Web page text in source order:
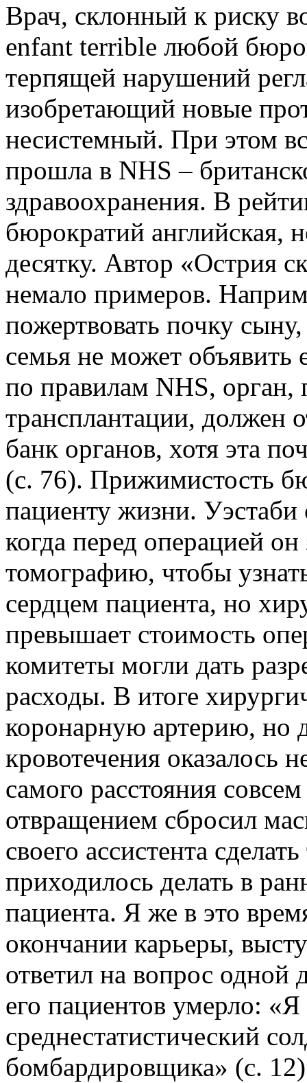
Врач, склонный к риску
enfant terrible любой
терпящей нарушений
изобретающий новые
несистемный. При этом
прошла в NHS –
здравоохранения. В
бюрократий английская,
десятку. Автор «Острия
немало примеров.
пожертвовать почку
семья не может объявить
по правилам NHS, орган,
трансплантации, должен
банк органов, хотя эта
(с. 76). Прижимистость
пациенту жизни. Уэстаби
когда перед операцией
томографию, чтобы
сердцем пациента, но
превышает стоимость
комитеты могли дать
расходы. В итоге
коронарную артерию, но
кровотечения оказалось
самого расстояния
отвращением сбросил
своего ассистента
приходилось делать в
пациента. Я же в это
окончании карьеры,
ответил на вопрос одной
его пациентов умерло:
среднестатистический
бомбардировщика» (с.